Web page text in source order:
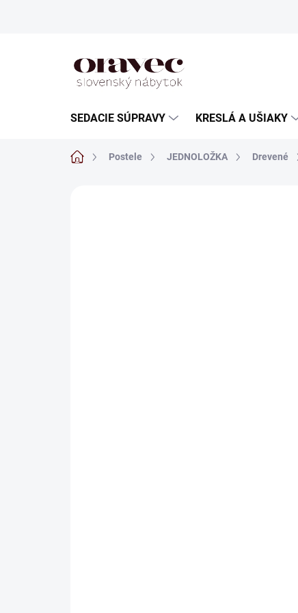
SEDACIE SÚPRAVY KRESLÁ A UŠIAKY
DomovPostele JEDNOLOŽKA Drevené